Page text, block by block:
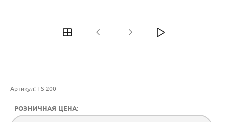
Артикул: TS-200
РОЗНИЧНАЯ ЦЕНА: